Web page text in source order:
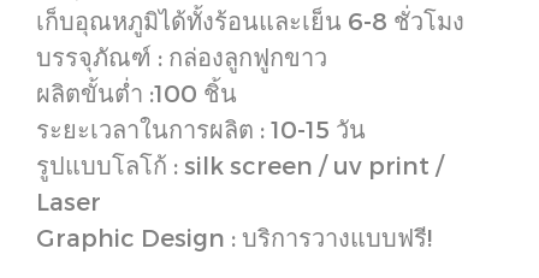
เก็บอุณหภูมิได้ทั้งร้อนและเย็น 6-8 ชั่วโมง
บรรจุภัณฑ์ : กล่องลูกฟูกขาว
ผลิตขั้นต่ำ :100 ชิ้น
ระยะเวลาในการผลิต : 10-15 วัน
รูปแบบโลโก้ : silk screen / uv print /
Laser
Graphic Design : บริการวางแบบฟรี!